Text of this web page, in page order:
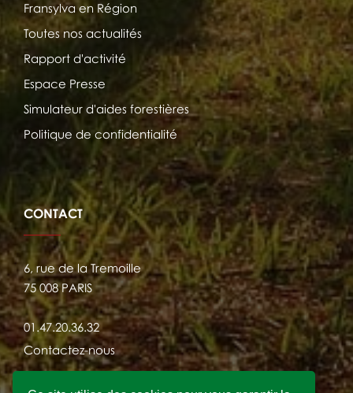
Fransylva en Région
Toutes nos actualités
Rapport d'activité
Espace Presse
Simulateur d'aides forestières
Politique de confidentialité
CONTACT
6, rue de la Tremoille
75 008 PARIS
01.47.20.36.32
Contactez-nous